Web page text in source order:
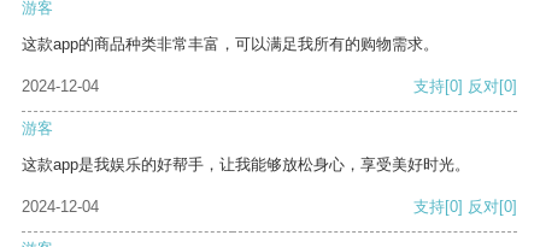
游客
这款app的商品种类非常丰富，可以满足我所有的购物需求。
2024-12-04 支持[0] 反对[0]
游客
这款app是我娱乐的好帮手，让我能够放松身心，享受美好时光。
2024-12-04 支持[0] 反对[0]